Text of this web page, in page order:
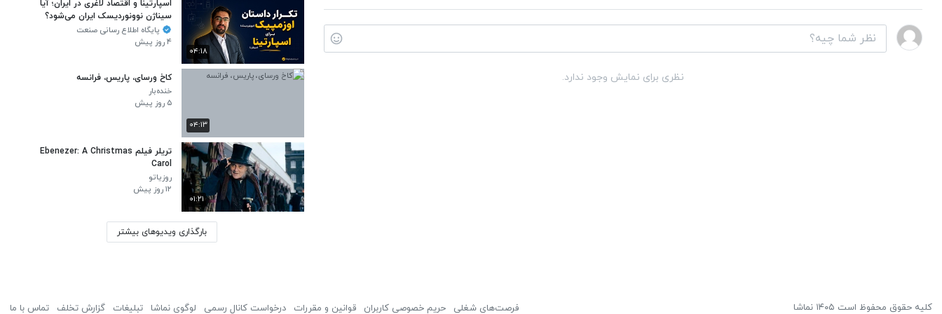
نظری برای نمایش وجود ندارد.
۰۴:۱۸
اسپارتینا و اقتصاد لاغری در ایران؛ آیا
سیناژن نوونوردیسک ایران می‌شود؟
پایگاه اطلاع رسانی صنعت
۴ روز پیش
۰۴:۱۳
کاخ ورسای، پاریس، فرانسه
خنده‌بار
۵ روز پیش
۰۱:۲۱
تریلر فیلم Ebenezer: A Christmas
Carol
روزیاتو
۱۲ روز پیش
بارگذاری ویدیوهای بیشتر
کلیه حقوق محفوظ است ۱۴۰۵ نماشا فرصت‌های شغلی حریم خصوصی کاربران قوانین و مقررات درخواست کانال رسمی لوگوی نماشا تبلیغات گزارش تخلف تماس با ما